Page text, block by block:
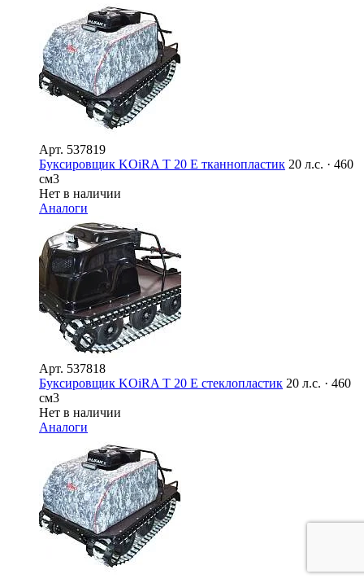
Арт. 537819
Буксировщик KOiRA T 20 E тканнопластик 20 л.с. · 460
см3
Нет в наличии
Аналоги
Арт. 537818
Буксировщик KOiRA T 20 E стеклопластик 20 л.с. · 460
см3
Нет в наличии
Аналоги